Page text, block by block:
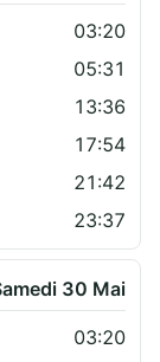
03:20
05:31
13:36
17:54
21:42
23:37
30 Mai
03:20